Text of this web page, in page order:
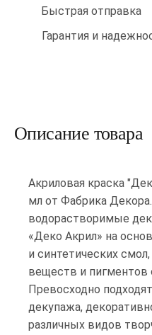
Быстрая отправка
Гарантия и
Описание товара
Акриловая краска
мл от Фабрика
водорастворимые
«Деко Акрил» на
и синтетических
веществ и
Превосходно
декупажа,
различных видов